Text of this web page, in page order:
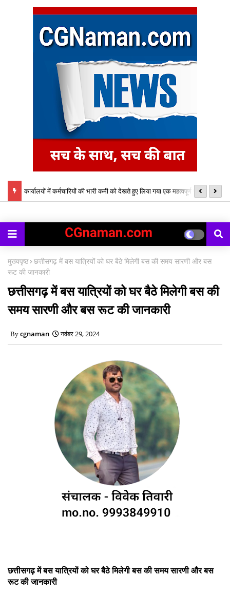
कार्यालयों में कर्मचारियों की भारी कमी को देखते हुए लिया गया एक महत्वपूर्ण प्रशासनिक
मुख्यपृष्ठ छत्तीसगढ़ में बस यात्रियों को घर बैठे मिलेगी बस की समय सारणी और बस
रूट की जानकारी
छत्तीसगढ़ में बस यात्रियों को घर बैठे मिलेगी बस की
समय सारणी और बस रूट की जानकारी
cgnaman नवंबर 29, 2024
छत्तीसगढ़ में बस यात्रियों को घर बैठे मिलेगी बस की समय सारणी और बस
रूट की जानकारी